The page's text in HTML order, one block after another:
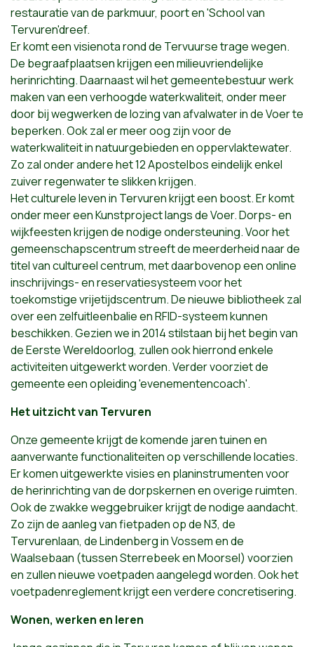
restauratie van de parkmuur, poort en 'School van
Tervuren'dreef.
Er komt een visienota rond de Tervuurse trage wegen.
De begraafplaatsen krijgen een milieuvriendelijke
herinrichting. Daarnaast wil het gemeentebestuur werk
maken van een verhoogde waterkwaliteit, onder meer
door bij wegwerken de lozing van afvalwater in de Voer te
beperken. Ook zal er meer oog zijn voor de
waterkwaliteit in natuurgebieden en oppervlaktewater.
Zo zal onder andere het 12 Apostelbos eindelijk enkel
zuiver regenwater te slikken krijgen.
Het culturele leven in Tervuren krijgt een boost. Er komt
onder meer een Kunstproject langs de Voer. Dorps- en
wijkfeesten krijgen de nodige ondersteuning. Voor het
gemeenschapscentrum streeft de meerderheid naar de
titel van cultureel centrum, met daarbovenop een online
inschrijvings- en reservatiesysteem voor het
toekomstige vrijetijdscentrum. De nieuwe bibliotheek zal
over een zelfuitleenbalie en RFID-systeem kunnen
beschikken. Gezien we in 2014 stilstaan bij het begin van
de Eerste Wereldoorlog, zullen ook hierrond enkele
activiteiten uitgewerkt worden. Verder voorziet de
gemeente een opleiding 'evenementencoach'.
Het uitzicht van Tervuren
Onze gemeente krijgt de komende jaren tuinen en
aanverwante functionaliteiten op verschillende locaties.
Er komen uitgewerkte visies en planinstrumenten voor
de herinrichting van de dorpskernen en overige ruimten.
Ook de zwakke weggebruiker krijgt de nodige aandacht.
Zo zijn de aanleg van fietpaden op de N3, de
Tervurenlaan, de Lindenberg in Vossem en de
Waalsebaan (tussen Sterrebeek en Moorsel) voorzien
en zullen nieuwe voetpaden aangelegd worden. Ook het
voetpadenreglement krijgt een verdere concretisering.
Wonen, werken en leren